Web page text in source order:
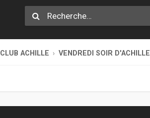
CLUB ACHILLE VENDREDI SOIR D'ACHILLE